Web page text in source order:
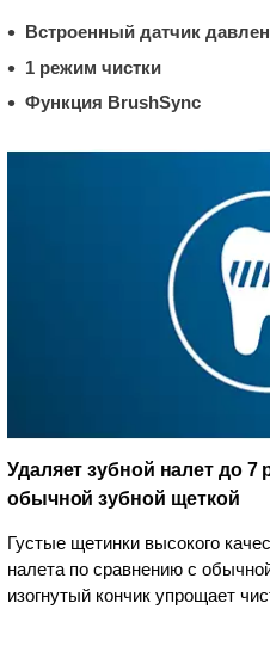
Встроенный датчик
1 режим чистки
Функция BrushSync
Удаляет зубной налет до
обычной зубной щеткой
Густые щетинки высокого
налета по сравнению с
изогнутый кончик упрощает